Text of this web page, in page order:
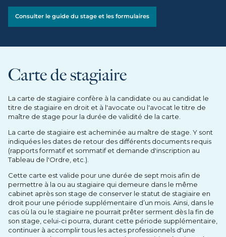
Consulter le guide du stage et les formulaires
Carte de stagiaire
La carte de stagiaire confère à la candidate ou au candidat le
titre de stagiaire en droit et à l'avocate ou l'avocat le titre de
maître de stage pour la durée de validité de la carte.
La carte de stagiaire est acheminée au maître de stage. Y sont
indiquées les dates de retour des différents documents requis
(rapports formatif et sommatif et demande d'inscription au
Tableau de l'Ordre, etc.).
Cette carte est valide pour une durée de sept mois afin de
permettre à la ou au stagiaire qui demeure dans le même
cabinet après son stage de conserver le statut de stagiaire en
droit pour une période supplémentaire d’un mois. Ainsi, dans le
cas où la ou le stagiaire ne pourrait prêter serment dès la fin de
son stage, celui-ci pourra, durant cette période supplémentaire,
continuer à accomplir tous les actes professionnels d'une